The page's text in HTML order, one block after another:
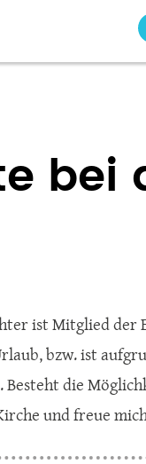
bei
ist Mitglied der
bzw. ist
Besteht die
und freue